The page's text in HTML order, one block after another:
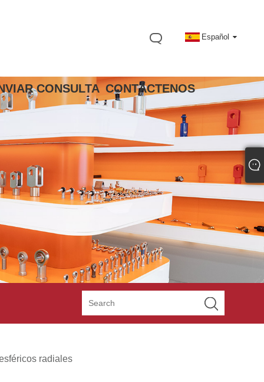
Español
CONSULTA CONTÁCTENOS
radiales